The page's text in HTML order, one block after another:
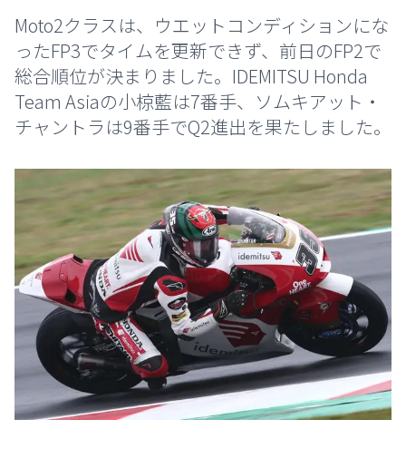
Moto2クラスは、ウエットコンディションにな
ったFP3でタイムを更新できず、前日のFP2で
総合順位が決まりました。IDEMITSU Honda
Team Asiaの小椋藍は7番手、ソムキアット・
チャントラは9番手でQ2進出を果たしました。